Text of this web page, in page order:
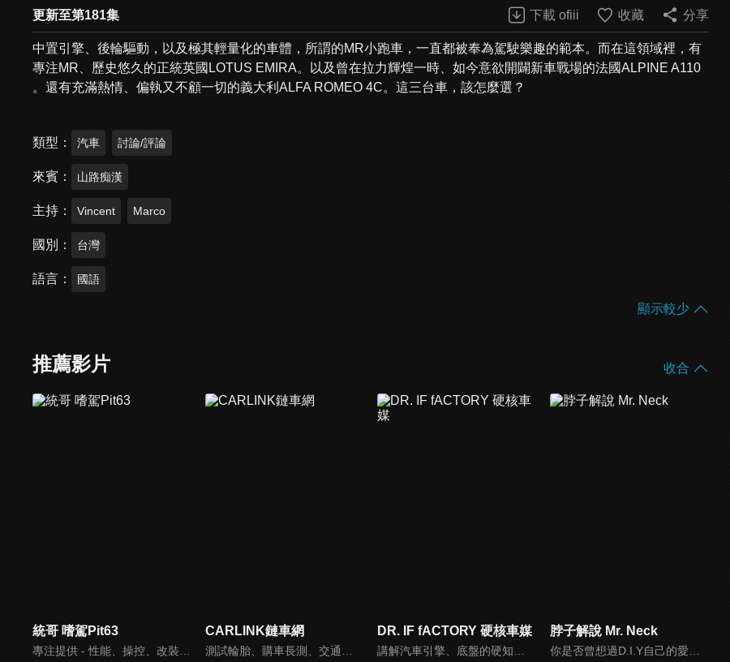
更新至第181集
下載 ofiii 收藏 分享
中置引擎、後輪驅動，以及極其輕量化的車體，所謂的MR小跑車，一直都被奉為駕駛樂趣的範本。而在這領域裡，有
專注MR、歷史悠久的正統英國LOTUS EMIRA。以及曾在拉力輝煌一時、如今意欲開闢新車戰場的法國ALPINE A110
。還有充滿熱情、偏執又不顧一切的義大利ALFA ROMEO 4C。這三台車，該怎麼選？
類型 汽車 討論/評論
來賓 山路痴漢
主持 Vincent Marco
國別 台灣
語言 國語
顯示較少
推薦影片 收合
統哥 嗜駕Pit63 CARLINK鏈車網 DR. IF fACTORY 硬核車媒 脖子解說 Mr. Neck